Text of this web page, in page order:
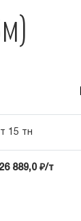
15 тн
889,0 ₽/т